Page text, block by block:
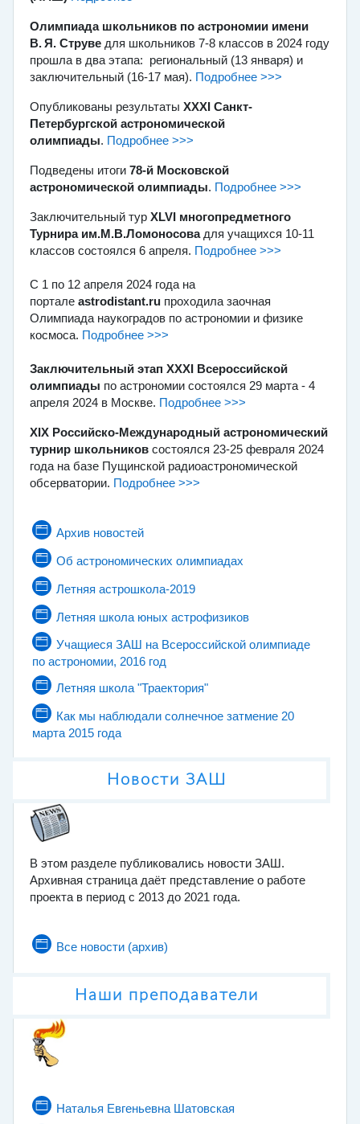
Олимпиада школьников по астрономии имени
В. ⁠Я. Струве для школьников 7-8 классов в 2024 году
прошла в два этапа: региональный (13 января) и
заключительный (16-17 мая). Подробнее >>>
Опубликованы результаты XXХI Санкт-
Петербургской астрономической
олимпиады. Подробнее >>>
Подведены итоги 78-й Московской
астрономической олимпиады. Подробнее >>>
Заключительный тур XLVI многопредметного
Турнира им.М.В.Ломоносовадля учащихся 10-11
классов состоялся 6 апреля. Подробнее >>>
С 1 по 12 апреля 2024 года на
портале astrodistant.ru проходила заочная
Олимпиада наукоградов по астрономии и физике
космоса. Подробнее >>>
Заключительный этап XXХI Всероссийской
олимпиады по астрономии состоялся 29 марта - 4
апреля 2024 в Москве. Подробнее >>>
XIХ Российско-Международный астрономический
турнир школьников состоялся 23-25 февраля 2024
года на базе Пущинской радиоастрономической
обсерватории. Подробнее >>>
Архив новостейСтраница
Об астрономических олимпиадах
Летняя астрошкола-2019Страница
Летняя школа юных астрофизиков
Учащиеся ЗАШ на Всероссийской олимпиаде
по астрономии, 2016 годСтраница
Летняя школа "Траектория"Страница
Как мы наблюдали солнечное затмение 20
марта 2015 годаСтраница
Новости ЗАШ
В этом разделе публиковались новости ЗАШ.
Архивная страница даёт представление о работе
проекта в период с 2013 до 2021 года.
Все новости (архив)
Наши преподаватели
Наталья Евгеньевна Шатовская